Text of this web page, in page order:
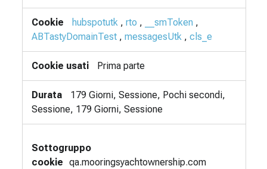
hubspotutk , rto , __smToken ,
ABTastyDomainTest , messagesUtk , cls_e
Prima parte
179 Giorni, Sessione, Pochi secondi,
Sessione, 179 Giorni, Sessione
qa.mooringsyachtownership.com